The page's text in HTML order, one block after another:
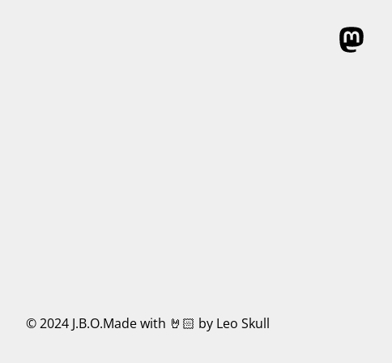
© 2024 J.B.O.Made with 🤘🏻 by Leo Skull